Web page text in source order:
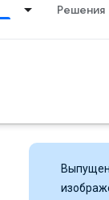
Решения